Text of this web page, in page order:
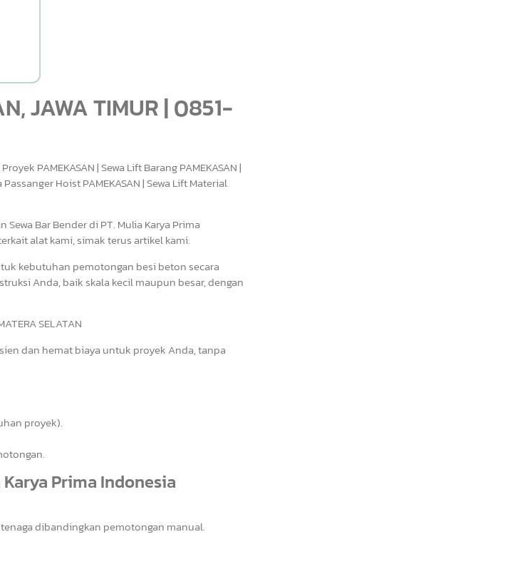
JAWA TIMUR | 0851-
PAMEKASAN | Sewa Lift Barang PAMEKASAN |
Passanger Hoist PAMEKASAN | Sewa Lift Material
Bar Bender di PT. Mulia Karya Prima
alat kami, simak terus artikel kami.
kebutuhan pemotongan besi beton secara
Anda, baik skala kecil maupun besar, dengan
SELATAN
dan hemat biaya untuk proyek Anda, tanpa
proyek).
Prima Indonesia
dibandingkan pemotongan manual.